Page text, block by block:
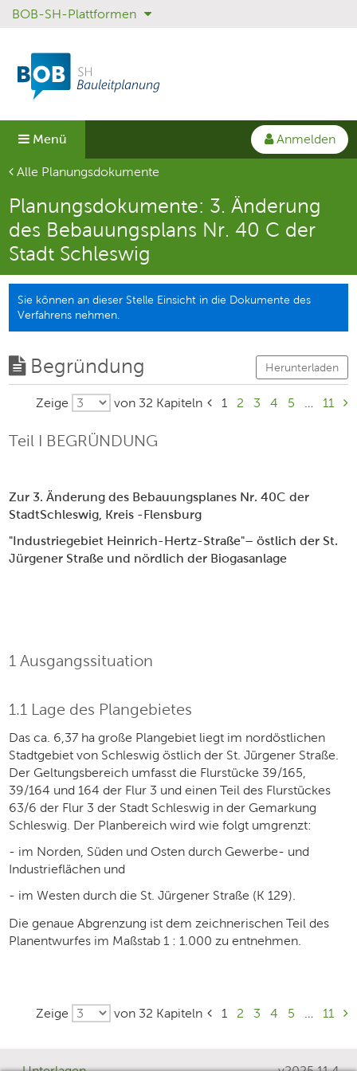
Sprungmenü
Direkt
Hauptnavigation
springen
Direkt
Inhalt
springen
BOB-SH-Plattformen
Menü
Anmelden
Aktuelle Seite
Alle Planungsdokumente
Planungsdokumente: 3. Änderung
des Bebauungsplans Nr. 40 C der
Stadt Schleswig
Sie können an dieser Stelle Einsicht in die Dokumente des
Verfahrens nehmen.
Begründung Herunterladen
Zeige von 32 Kapiteln 1 2 3 4 5 … 11
Teil I BEGRÜNDUNG
Zur 3. Änderung des Bebauungsplanes Nr. 40C der
StadtSchleswig , Kreis -Flensburg
"Industriegebiet Heinrich-Hertz-Straße"– östlich der St.
Jürgener Straße und nördlich der Biogasanlage
1 Ausgangssituation
1.1 Lage des Plangebietes
Das ca. 6,37 ha große Plangebiet liegt im nordöstlichen
Stadtgebiet von Schleswig östlich der St. Jürgener Straße.
Der Geltungsbereich umfasst die Flurstücke 39/165,
39/164 und 164 der Flur 3 und einen Teil des Flurstückes
63/6 der Flur 3 der Stadt Schleswig in der Gemarkung
Schleswig. Der Planbereich wird wie folgt umgrenzt:
- im Norden, Süden und Osten durch Gewerbe- und
Industrieflächen und
- im Westen durch die St. Jürgener Straße (K 129).
Die genaue Abgrenzung ist dem zeichnerischen Teil des
Planentwurfes im Maßstab 1 : 1.000 zu entnehmen.
Zeige von 32 Kapiteln 1 2 3 4 5 … 11